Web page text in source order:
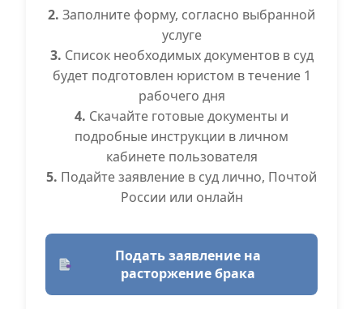
2. Заполните форму, согласно выбранной
услуге
3. Список необходимых документов в суд
будет подготовлен юристом в течение 1
рабочего дня
4. Скачайте готовые документы и
подробные инструкции в личном
кабинете пользователя
5. Подайте заявление в суд лично, Почтой
России или онлайн
Подать заявление на
расторжение брака